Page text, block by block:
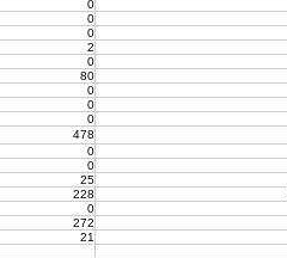
0
0
0
2
0
80
0
0
0
478
0
0
25
228
0
272
21